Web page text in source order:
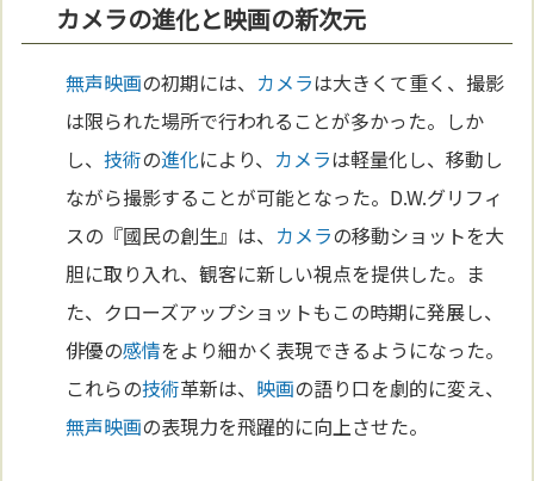
カメラの進化と映画の新次元
無声映画の初期には、 カメラは大きくて重く、撮影
は限られた場所で行われることが多かった。しか
し、技術の進化により、 カメラは軽量化し、移動し
ながら撮影することが可能となった。D.W.グリフィ
スの『國民の創生』は、 カメラの移動ショットを大
胆に取り入れ、観客に新しい視点を提供した。ま
た、クローズアップショットもこの時期に発展し、
俳優の感情をより細かく表現できるようになった。
これらの技術革新は、 映画の語り口を劇的に変え、
無声映画の表現力を飛躍的に向上させた。